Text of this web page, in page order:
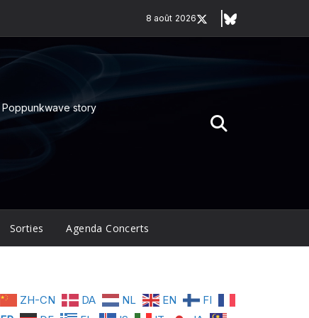
8 août 2026
Poppunkwave story
Sorties Agenda Concerts
ZH-CN DA NL EN
FI